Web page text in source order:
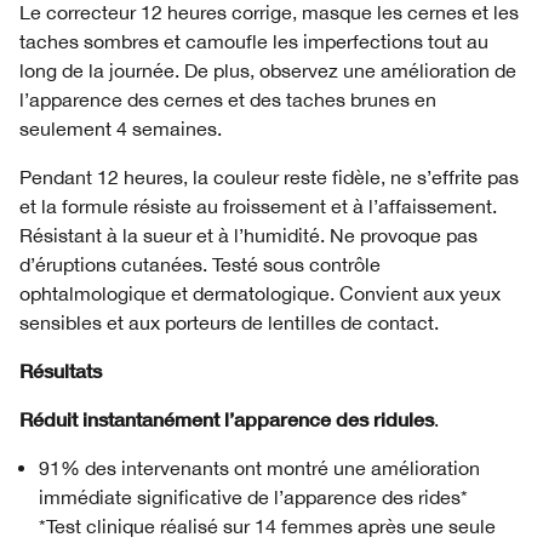
Le correcteur 12 heures corrige, masque les cernes et les
taches sombres et camoufle les imperfections tout au
long de la journée. De plus, observez une amélioration de
l’apparence des cernes et des taches brunes en
seulement 4 semaines.
Pendant 12 heures, la couleur reste fidèle, ne s’effrite pas
et la formule résiste au froissement et à l’affaissement.
Résistant à la sueur et à l’humidité. Ne provoque pas
d’éruptions cutanées. Testé sous contrôle
ophtalmologique et dermatologique. Convient aux yeux
sensibles et aux porteurs de lentilles de contact.
Résultats
Réduit instantanément l’apparence des ridules.
91% des intervenants ont montré une amélioration
immédiate significative de l’apparence des rides*
*Test clinique réalisé sur 14 femmes après une seule